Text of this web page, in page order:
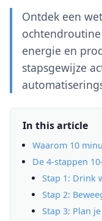
Ontdek een
energie en
stapsgewijze
In this article
Waarom 10
De 4-stappen
Stap 1: Drink
Stap 2:
Stap 3: Plan